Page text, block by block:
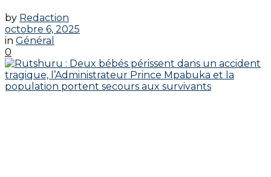
by Redaction
octobre 6, 2025
in Général
0